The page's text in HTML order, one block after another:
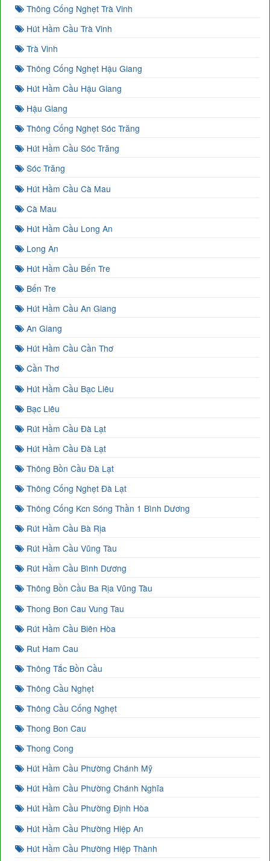
Thông Cống Nghẹt Trà Vinh
Hút Hầm Cầu Trà Vinh
Trà Vinh
Thông Cống Nghẹt Hậu Giang
Hút Hầm Cầu Hậu Giang
Hậu Giang
Thông Cống Nghẹt Sóc Trăng
Hút Hầm Cầu Sóc Trăng
Sóc Trăng
Hút Hầm Cầu Cà Mau
Cà Mau
Hút Hầm Cầu Long An
Long An
Hút Hầm Cầu Bến Tre
Bến Tre
Hút Hầm Cầu An Giang
An Giang
Hút Hầm Cầu Cần Thơ
Cần Thơ
Hút Hầm Cầu Bạc Liêu
Bạc Liêu
Rút Hầm Cầu Đà Lạt
Hút Hầm Cầu Đà Lạt
Thông Bồn Cầu Đà Lạt
Thông Cống Nghẹt Đà Lạt
Thông Cống Kcn Sóng Thần 1 Bình Dương
Rút Hầm Cầu Bà Rịa
Rút Hầm Cầu Vũng Tàu
Rút Hầm Cầu Bình Dương
Thông Bồn Cầu Ba Rịa Vũng Tàu
Thong Bon Cau Vung Tau
Rút Hầm Cầu Biên Hòa
Rut Ham Cau
Thông Tắc Bồn Cầu
Thông Cầu Nghẹt
Thông Cầu Cống Nghẹt
Thong Bon Cau
Thong Cong
Hút Hầm Cầu Phường Chánh Mỹ
Hút Hầm Cầu Phường Chánh Nghĩa
Hút Hầm Cầu Phường Định Hòa
Hút Hầm Cầu Phường Hiệp An
Hút Hầm Cầu Phường Hiệp Thành